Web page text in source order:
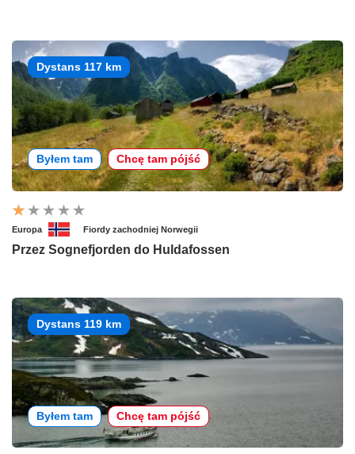
Dystans 117 km
Byłem tam Chcę tam pójść
Europa Fiordy zachodniej Norwegii
Przez Sognefjorden do Huldafossen
Dystans 119 km
Byłem tam Chcę tam pójść